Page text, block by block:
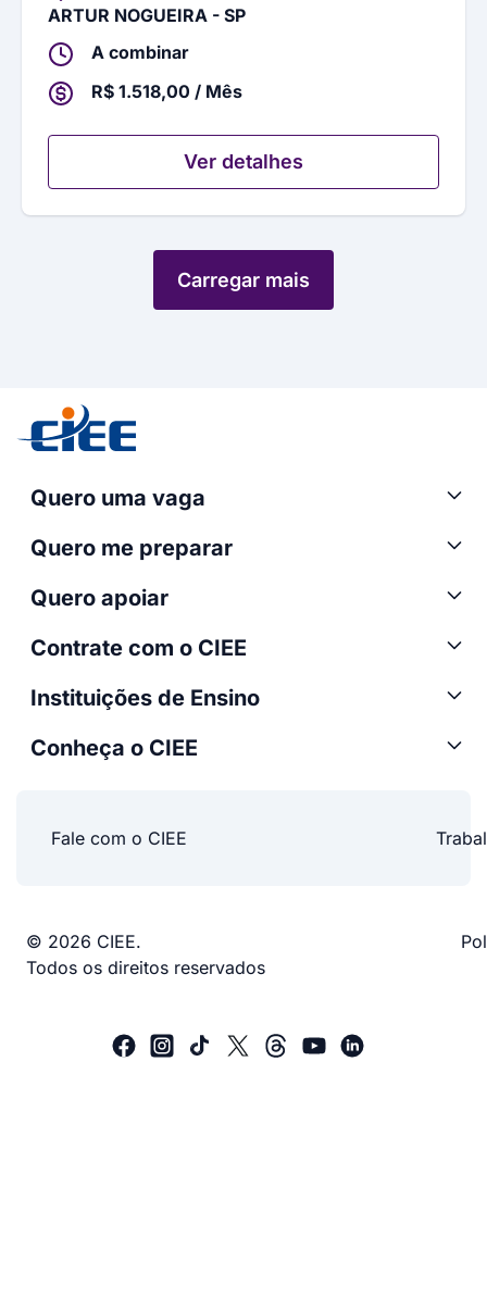
ARTUR NOGUEIRA - SP
A combinar
R$ 1.518,00 / Mês
Ver detalhes
Carregar mais
Quero uma vaga
Quero me preparar
Quero apoiar
Contrate com o CIEE
Instituições de Ensino
Conheça o CIEE
Fale com o CIEE
© 2026 CIEE.
Todos os direitos reservados